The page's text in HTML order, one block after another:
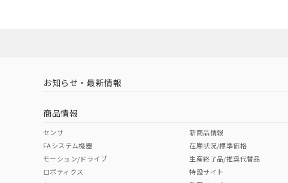
中国 RoHS 注意事項・凡例
中国 RoHS表
Pb Hg Cr(VI)
お知らせ・最新情報
商品情報
センサ
FAシステム機器
モーション/ドライブ
ロボティクス
新商品情報
在庫状況/標準価格
生産終了品/推奨代替品
特設サイト